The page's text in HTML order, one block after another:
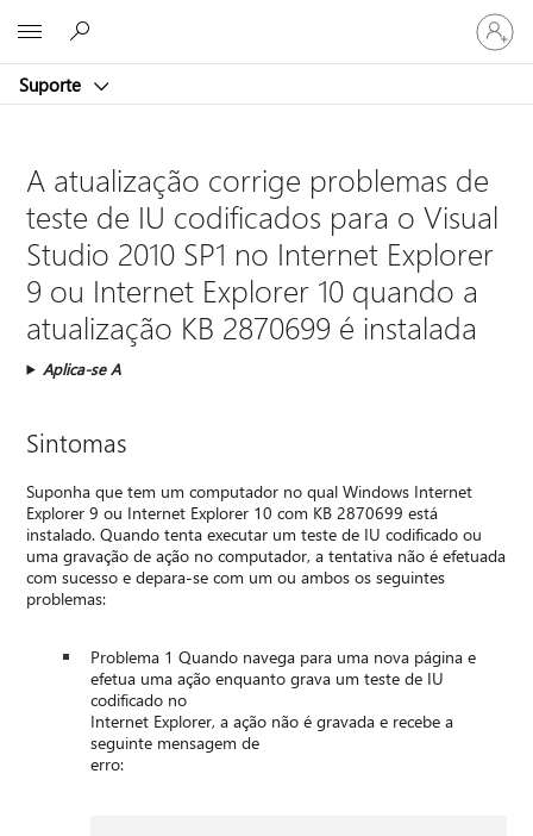
Suporte
Iniciar
sessão
na
A atualização corrige problemas de
teste de IU codificados para o Visual
Studio 2010 SP1 no Internet Explorer
9 ou Internet Explorer 10 quando a
atualização KB 2870699 é instalada
Aplica-se A
Sintomas
Suponha que tem um computador no qual Windows Internet
Explorer 9 ou Internet Explorer 10 com KB 2870699 está
instalado. Quando tenta executar um teste de IU codificado ou
uma gravação de ação no computador, a tentativa não é efetuada
com sucesso e depara-se com um ou ambos os seguintes
problemas:
Problema 1 Quando navega para uma nova página e
efetua uma ação enquanto grava um teste de IU
codificado no
Internet Explorer, a ação não é gravada e recebe a
seguinte mensagem de
erro: